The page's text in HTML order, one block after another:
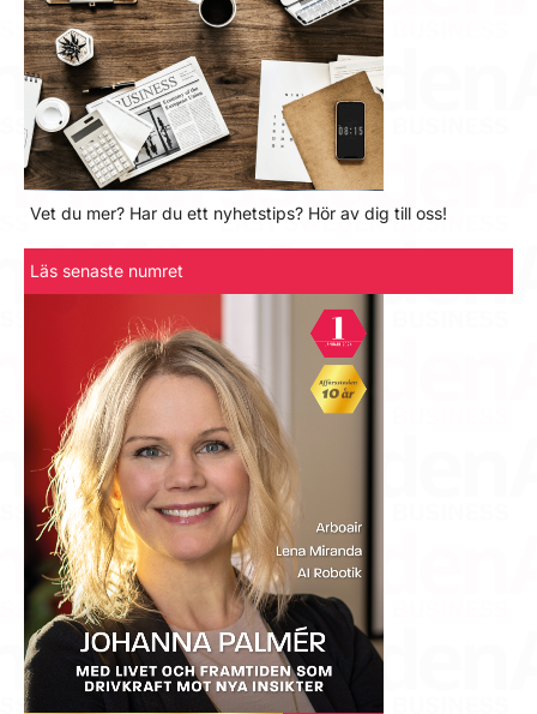
Vet du mer? Har du ett nyhetstips? Hör av dig till oss!
Läs senaste numret